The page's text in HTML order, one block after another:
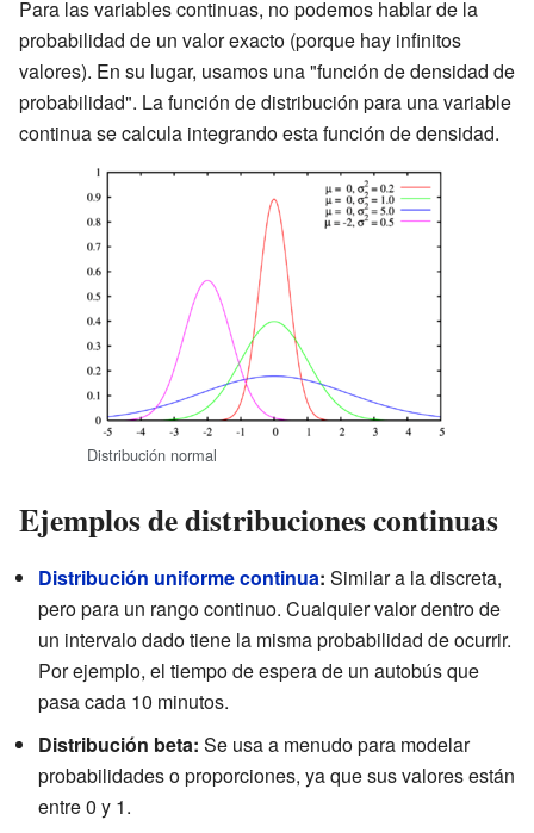
Para las variables continuas, no podemos hablar de la
probabilidad de un valor exacto (porque hay infinitos
valores). En su lugar, usamos una "función de densidad de
probabilidad". La función de distribución para una variable
continua se calcula integrando esta función de densidad.
Distribución normal
Ejemplos de distribuciones continuas
Distribución uniforme continua: Similar a la discreta,
pero para un rango continuo. Cualquier valor dentro de
un intervalo dado tiene la misma probabilidad de ocurrir.
Por ejemplo, el tiempo de espera de un autobús que
pasa cada 10 minutos.
Distribución beta: Se usa a menudo para modelar
probabilidades o proporciones, ya que sus valores están
entre 0 y 1.